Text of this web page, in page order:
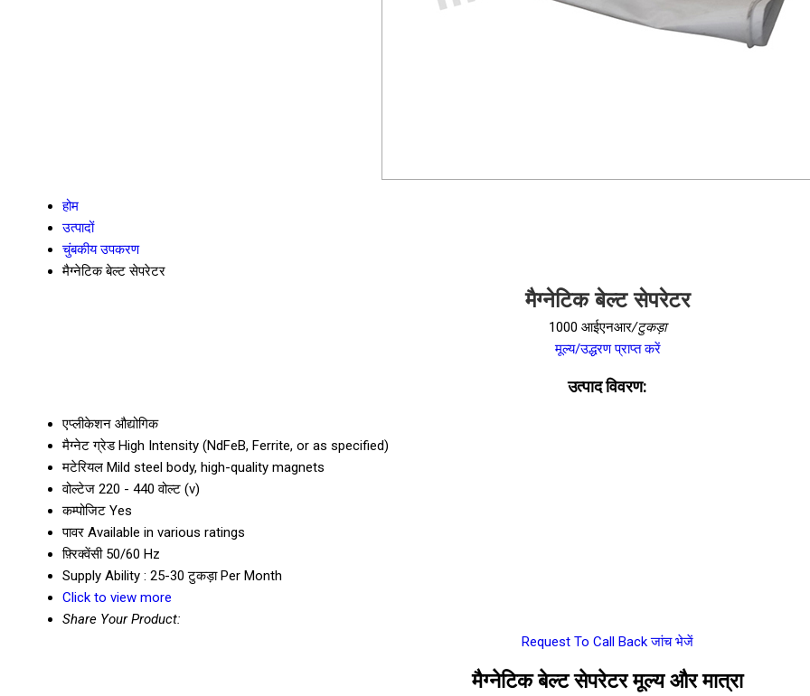
होम
उत्पादों
चुंबकीय उपकरण
मैग्नेटिक बेल्ट सेपरेटर
मैग्नेटिक बेल्ट सेपरेटर
1000 आईएनआर/टुकड़ा
मूल्य/उद्धरण प्राप्त करें
उत्पाद विवरण:
एप्लीकेशन औद्योगिक
मैग्नेट ग्रेड High Intensity (NdFeB, Ferrite, or as specified)
मटेरियल Mild steel body, high-quality magnets
वोल्टेज 220 - 440 वोल्ट (v)
कम्पोजिट Yes
पावर Available in various ratings
फ़्रिक्वेंसी 50/60 Hz
Supply Ability : 25-30 टुकड़ा Per Month
Click to view more
Share Your Product:
Request To Call Back जांच भेजें
मैग्नेटिक बेल्ट सेपरेटर मूल्य और मात्रा